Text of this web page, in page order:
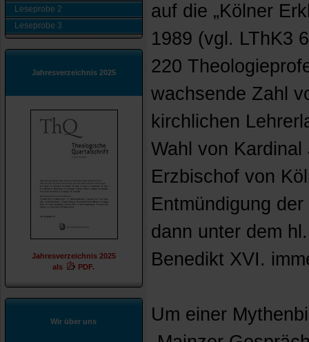
Leseprobe 2
Leseprobe 3
Jahresverzeichnis 2025
Jahresverzeichnis 2025
als
PDF.
Wir über uns
auf die „Kölner
1989 (vgl. LThK3
220
wachsende Zahl
kirchlichen
Wahl von
Erzbischof von
Entmündigung
dann unter dem
Benedikt XVI.
Um einer